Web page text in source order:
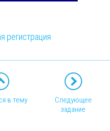
регистрация
в тему
Следующее
задание